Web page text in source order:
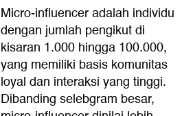
Micro-influencer adalah individu
dengan jumlah pengikut di
kisaran 1.000 hingga 100.000,
yang memiliki basis komunitas
loyal dan interaksi yang tinggi.
Dibanding selebgram besar,